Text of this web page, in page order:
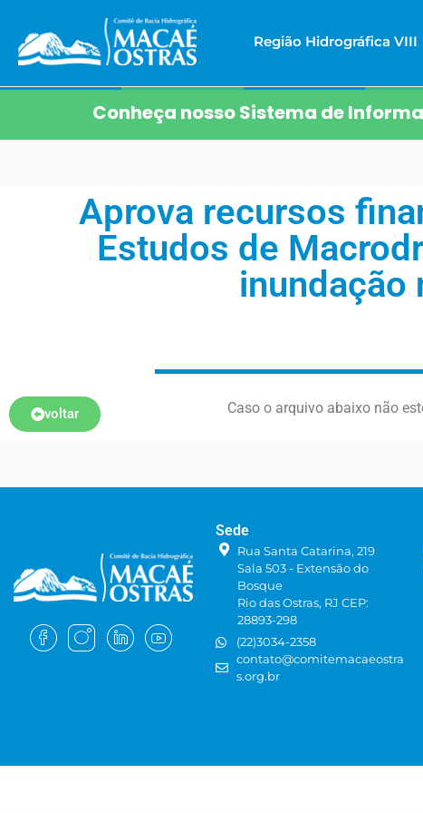
Região Hidrográfica VIII
Conheça nosso Sistema de
Aprova recursos
Estudos de
inundação
voltar Caso o arquivo abaixo não
Sede
Rua Santa Catarina, 219
Sala 503 - Extensão do
Bosque
Rio das Ostras, RJ CEP:
28893-298
(22)3034-2358
contato@comitemacaeostra
s.org.br